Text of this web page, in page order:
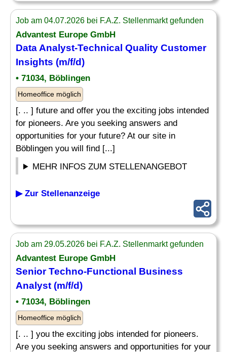
Job am 04.07.2026 bei F.A.Z. Stellenmarkt gefunden
Advantest Europe GmbH
Data Analyst-Technical Quality Customer
Insights (m/f/d)
• 71034, Böblingen
Homeoffice möglich
[. .. ] future and offer you the exciting jobs intended
for pioneers. Are you seeking answers and
opportunities for your future? At our site in
Böblingen you will find [...]
MEHR INFOS ZUM STELLENANGEBOT
▶ Zur Stellenanzeige
Job am 29.05.2026 bei F.A.Z. Stellenmarkt gefunden
Advantest Europe GmbH
Senior Techno-Functional Business
Analyst (m/f/d)
• 71034, Böblingen
Homeoffice möglich
[. .. ] you the exciting jobs intended for pioneers.
Are you seeking answers and opportunities for your